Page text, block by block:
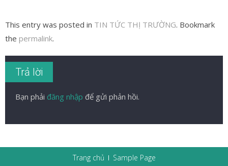
This entry was posted in TIN TỨC THỊ TRƯỜNG. Bookmark
the permalink.
Trả lời
Bạn phải đăng nhập để gửi phản hồi.
Trang chủ Sample Page